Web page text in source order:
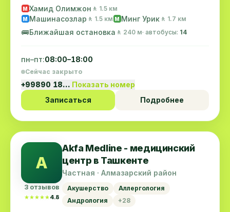
старое ТашМИ
M Хамид Олимжон 🚶 1.5 км
M Машинасозлар 🚶 1.5 км M Минг Урик 🚶 1.7 км
🚌Ближайшая остановка 🚶 240 м· автобусы: 14
пн–пт:08:00–18:00
Сейчас закрыто
+99890 18… Показать номер
Записаться
Подробнее
A
3 отзывов
★★★★★
★★★★★ 4.8
Akfa Medline - медицинский
центр в Ташкенте
Частная · Алмазарский район
Акушерство
Аллергология
Андрология
+28